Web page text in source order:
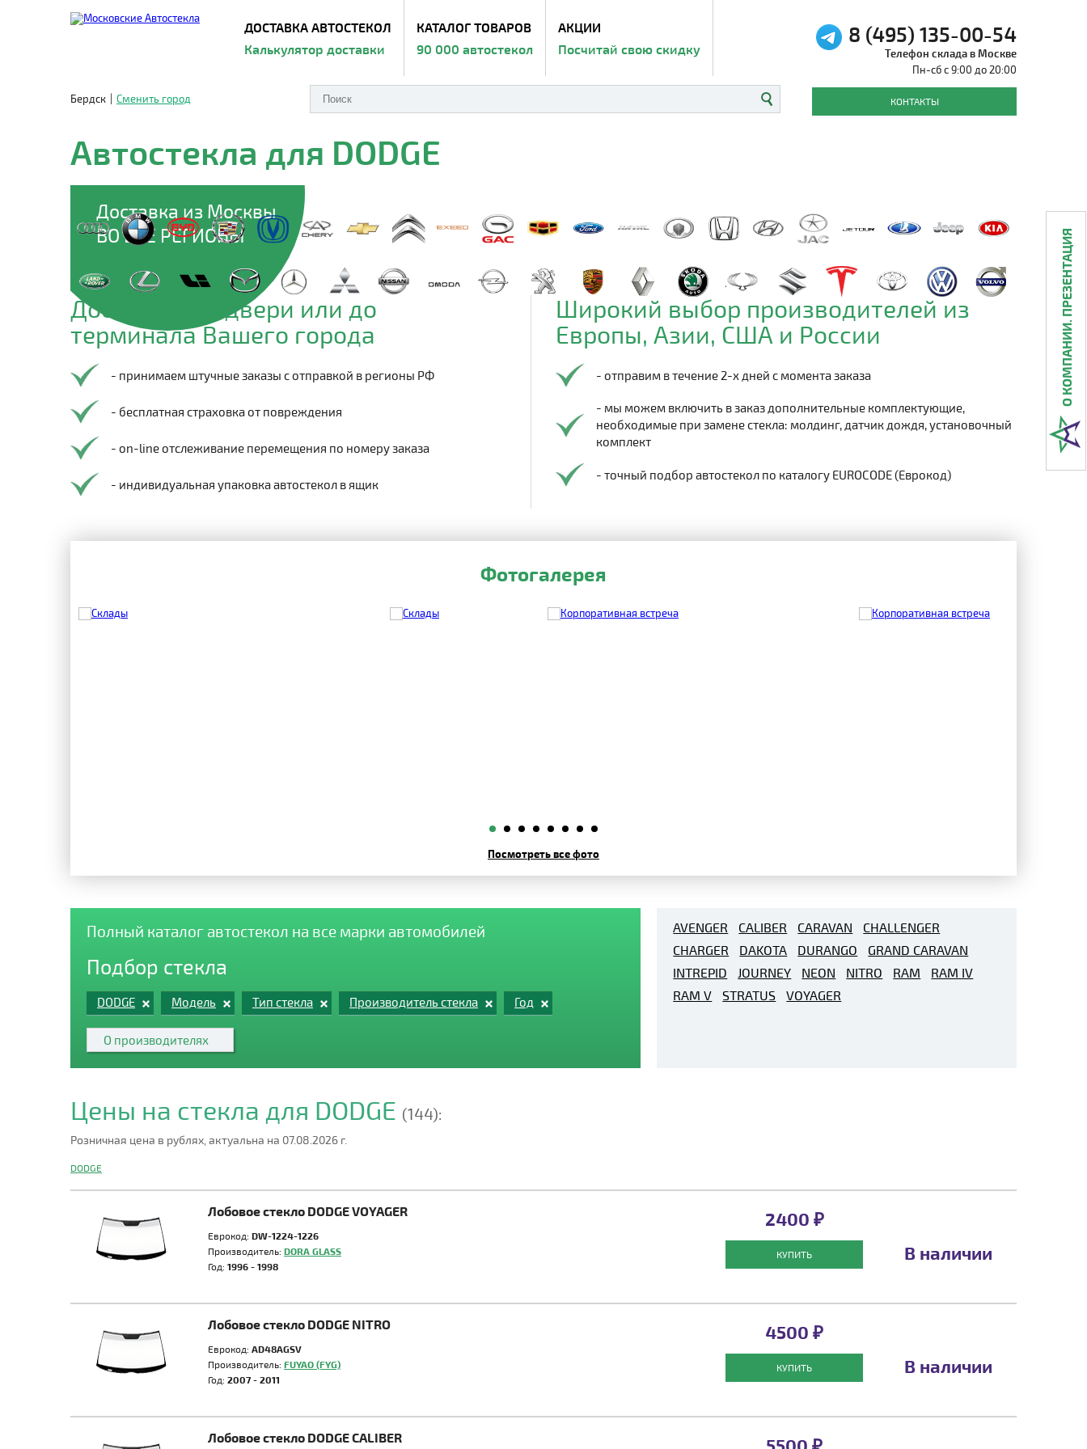
ДОСТАВКА АВТОСТЕКОЛ
Калькулятор доставки
КАТАЛОГ ТОВАРОВ
90 000 автостекол
АКЦИИ
Посчитай свою скидку
Бердск Сменить город
8 (495) 135-00-54
Телефон склада в Москве
Пн-сб с 9:00 до 20:00
КОНТАКТЫ
Автостекла для DODGE
Доставка из Москвы
ВО ВСЕ РЕГИОНЫ
Доставим до двери или до
терминала Вашего города
- принимаем штучные заказы с отправкой в регионы РФ
- бесплатная страховка от повреждения
- on-line отслеживание перемещения по номеру заказа
- индивидуальная упаковка автостекол в ящик
Широкий выбор производителей из
Европы, Азии, США и России
- отправим в течение 2-х дней с момента заказа
- мы можем включить в заказ дополнительные комплектующие,
необходимые при замене стекла: молдинг, датчик дождя, установочный
комплект
- точный подбор автостекол по каталогу EUROCODE (Еврокод)
Фотогалерея
Посмотреть все фото
Полный каталог автостекол на все марки автомобилей
Подбор стекла
DODGE Модель Тип стекла Производитель стекла Год
О производителях
AVENGER CALIBER CARAVAN
CHALLENGER
CHARGER
DAKOTA DURANGO
GRAND CARAVAN
INTREPID
JOURNEY NEON NITRO RAM
RAM IV
RAM V
STRATUS VOYAGER
Цены на стекла для DODGE (144):
Розничная цена в рублях, актуальна на 07.08.2026 г.
DODGE
Лобовое стекло DODGE VOYAGER
Еврокод: DW-1224-1226
Производитель: DORA GLASS
Год: 1996 - 1998
2400 ₽
КУПИТЬ В наличии
Лобовое стекло DODGE NITRO
Еврокод: AD48AGSV
Производитель: FUYAO (FYG)
Год: 2007 - 2011
4500 ₽
КУПИТЬ В наличии
Лобовое стекло DODGE CALIBER
О КОМПАНИИ. ПРЕЗЕНТАЦИЯ